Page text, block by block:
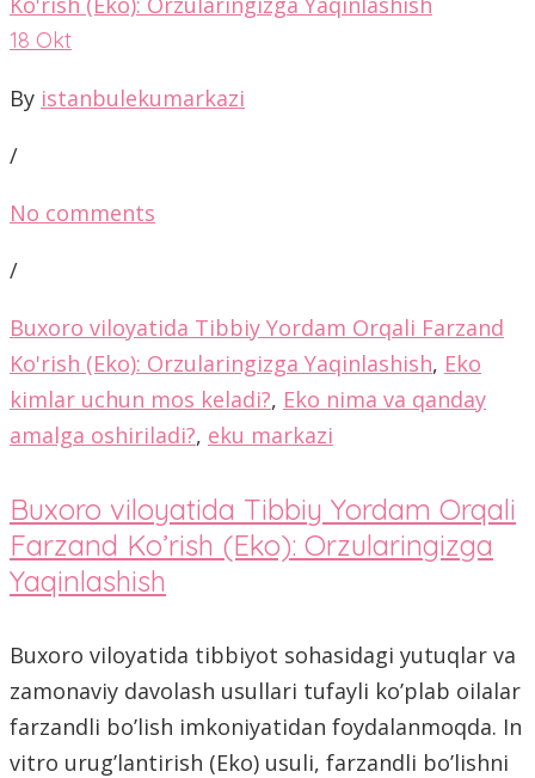
18 Okt
By istanbulekumarkazi
/
No comments
/
Buxoro viloyatida Tibbiy Yordam Orqali Farzand
Ko'rish (Eko): Orzularingizga Yaqinlashish, Eko
kimlar uchun mos keladi?, Eko nima va qanday
amalga oshiriladi?, eku markazi
Buxoro viloyatida Tibbiy Yordam Orqali
Farzand Ko’rish (Eko): Orzularingizga
Yaqinlashish
Buxoro viloyatida tibbiyot sohasidagi yutuqlar va
zamonaviy davolash usullari tufayli ko’plab oilalar
farzandli bo’lish imkoniyatidan foydalanmoqda. In
vitro urug’lantirish (Eko) usuli, farzandli bo’lishni